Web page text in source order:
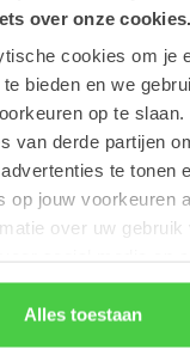
over onze cookies.
cookies om je
bieden en we
op te slaan.
van derde partijen
te tonen
op jouw voorkeuren
over uw gebruik
je bepaalde
van de website kan
Alles toestaan
'Zalig Pasen'